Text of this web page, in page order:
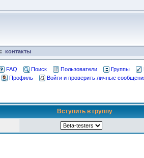
: контакты
FAQ Поиск Пользователи Группы
Профиль
Войти и проверить личные
Вступить в группу